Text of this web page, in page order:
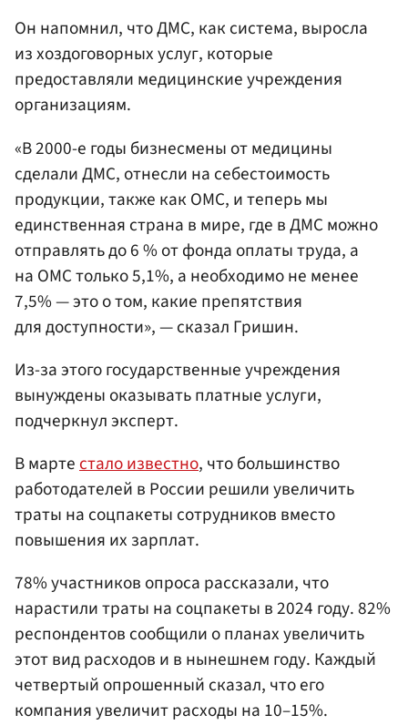
Он напомнил, что ДМС, как система, выросла
из хоздоговорных услуг, которые
предоставляли медицинские учреждения
организациям.
«В 2000-е годы бизнесмены от медицины
сделали ДМС, отнесли на себестоимость
продукции, также как ОМС, и теперь мы
единственная страна в мире, где в ДМС можно
отправлять до 6 % от фонда оплаты труда, а
на ОМС только 5,1%, а необходимо не менее
7,5% — это о том, какие препятствия
для доступности», — сказал Гришин.
Из-за этого государственные учреждения
вынуждены оказывать платные услуги,
подчеркнул эксперт.
В мартестало известно, что большинство
работодателей в России решили увеличить
траты на соцпакеты сотрудников вместо
повышения их зарплат.
78% участников опроса рассказали, что
нарастили траты на соцпакеты в 2024 году. 82%
респондентов сообщили о планах увеличить
этот вид расходов и в нынешнем году. Каждый
четвертый опрошенный сказал, что его
компания увеличит расходы на 10–15%.